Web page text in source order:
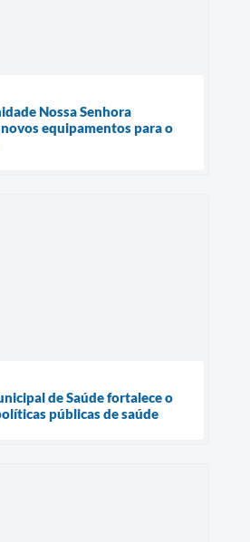
Nossa Senhora
equipamentos para o
de Saúde fortalece o
públicas de saúde